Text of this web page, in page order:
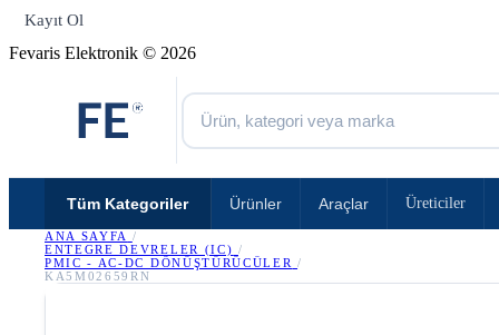
Kayıt Ol
Fevaris Elektronik © 2026
Tüm Kategoriler Ürünler Araçlar Üreticiler
ANA SAYFA /
ENTEGRE DEVRELER (IC) /
PMIC - AC-DC DÖNÜŞTÜRÜCÜLER /
KA5M02659RN